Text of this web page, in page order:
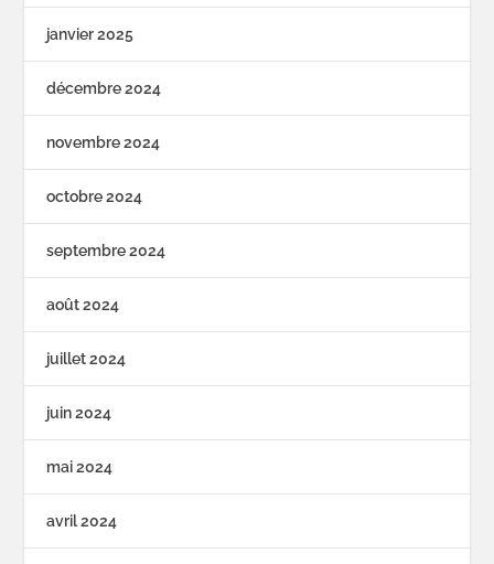
janvier 2025
décembre 2024
novembre 2024
octobre 2024
septembre 2024
août 2024
juillet 2024
juin 2024
mai 2024
avril 2024